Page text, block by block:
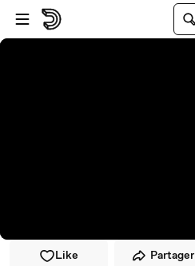
Passer au player
Passer au contenu principal
Like Partager